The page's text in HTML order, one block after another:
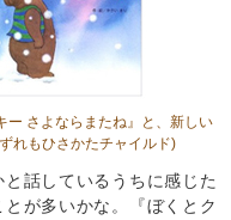
ー さよならまたね』
と、新しい
れもひさかたチャイルド)
話しているうちに感じた
が多いかな。『ぼくとク